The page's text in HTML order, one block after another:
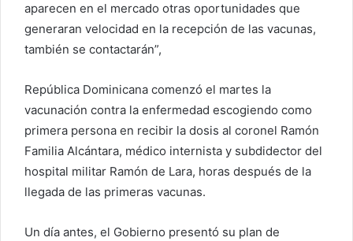
aparecen en el mercado otras oportunidades que
generaran velocidad en la recepción de las vacunas,
también se contactarán”,
República Dominicana comenzó el martes la
vacunación contra la enfermedad escogiendo como
primera persona en recibir la dosis al coronel Ramón
Familia Alcántara, médico internista y subdidector del
hospital militar Ramón de Lara, horas después de la
llegada de las primeras vacunas.
Un día antes, el Gobierno presentó su plan de